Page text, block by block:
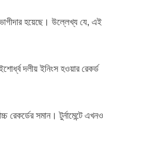
হয়েছে। উল্লেখ্য যে, এই
দলীয় ইনিংস হওয়ার রেকর্ড
রেকর্ডের সমান। টুর্নামেন্টে এখনও